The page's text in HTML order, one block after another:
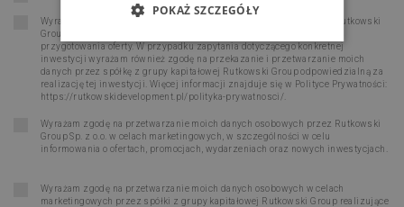
Wyrażam zgodę na przetwarzanie moich danych osobowych przez Rutkowski
Group Sp. z o.o. w celu udzielenia odpowiedzi na moje zapytanie oraz
przygotowania oferty. W przypadku zapytania dotyczącego konkretnej
inwestycji wyrażam również zgodę na przekazanie i przetwarzanie moich
danych przez spółkę z grupy kapitałowej Rutkowski Group odpowiedzialną za
realizację tej inwestycji. Więcej informacji znajduje się w Polityce Prywatności:
https://rutkowskidevelopment.pl/polityka-prywatnosci/
Wyrażam zgodę na przetwarzanie moich danych osobowych przez Rutkowski
Group Sp. z o.o. w celach marketingowych, w szczególności w celu
informowania o ofertach, promocjach, wydarzeniach oraz nowych inwestycjach.
Wyrażam zgodę na przetwarzanie moich danych osobowych w celach
marketingowych przez spółki z grupy kapitałowej Rutkowski Group realizujące
POKAŻ SZCZEGÓŁY